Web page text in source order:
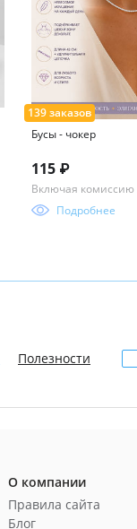
Бусы - чокер
115 ₽
Включая комиссию
Подробнее
Полезности
О компании
Правила сайта
Блог